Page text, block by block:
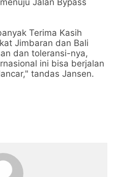
Jalan Bypass
Terima Kasih
Jimbaran dan Bali
dan toleransi-nya,
ini bisa berjalan
tandas Jansen.